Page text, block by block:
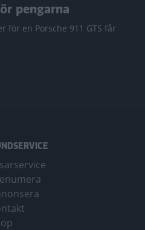
pengarna
för en Porsche 911 GTS får